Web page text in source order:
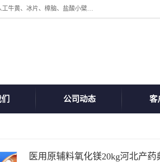
陕西盘龙翊海医药有限公司是一家民营科技型中小企业，公司核心专注医药原料药与药用辅料的批发，主营产品有人工牛黄、冰片、樟脑、盐酸小檗碱、氢氧化铝、枸橼酸喷托维林、甲硝唑、维生素B、维生素C、维生素E、克霉唑、利巴韦林、氯化铵等。
公司动态 客
医用原辅料氧化镁20kg河北产药